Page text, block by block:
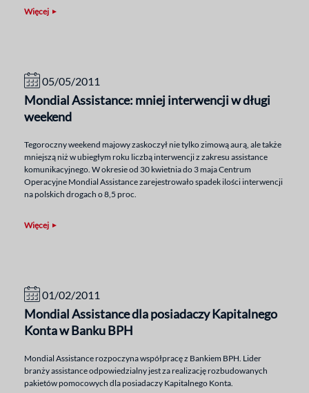
Więcej
05/05/2011
Mondial Assistance: mniej interwencji w długi
weekend
Tegoroczny weekend majowy zaskoczył nie tylko zimową aurą, ale także
mniejszą niż w ubiegłym roku liczbą interwencji z zakresu assistance
komunikacyjnego. W okresie od 30 kwietnia do 3 maja Centrum
Operacyjne Mondial Assistance zarejestrowało spadek ilości interwencji
na polskich drogach o 8,5 proc.
Więcej
01/02/2011
Mondial Assistance dla posiadaczy Kapitalnego
Konta w Banku BPH
Mondial Assistance rozpoczyna współpracę z Bankiem BPH. Lider
branży assistance odpowiedzialny jest za realizację rozbudowanych
pakietów pomocowych dla posiadaczy Kapitalnego Konta.